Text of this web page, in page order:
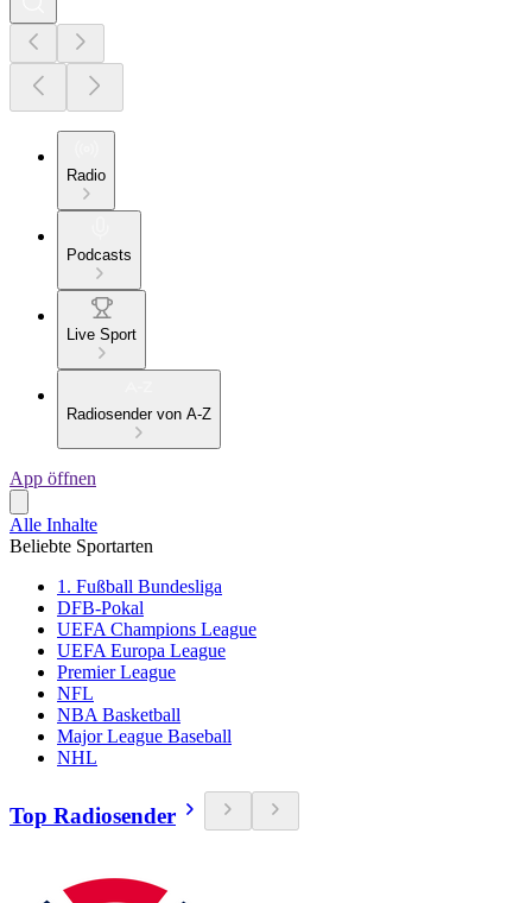
Radio
Podcasts
Live Sport
Radiosender von A-Z
App öffnen
Alle Inhalte
Beliebte Sportarten
1. Fußball Bundesliga
DFB-Pokal
UEFA Champions League
UEFA Europa League
Premier League
NFL
NBA Basketball
Major League Baseball
NHL
Top Radiosender